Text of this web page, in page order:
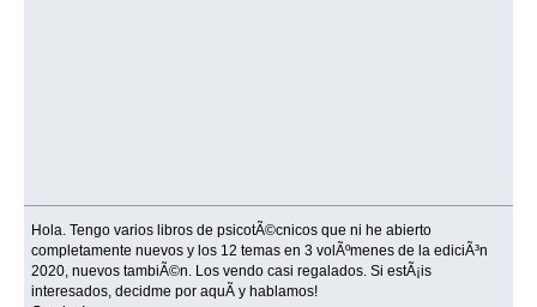
Hola. Tengo varios libros de psicotÃ©cnicos que ni he abierto
completamente nuevos y los 12 temas en 3 volÃºmenes de la ediciÃ³n
2020, nuevos tambiÃ©n. Los vendo casi regalados. Si estÃ¡is
interesados, decidme por aquÃ­ y hablamos!